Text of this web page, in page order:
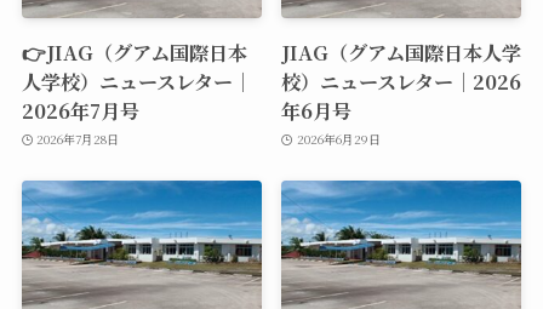
👉JIAG（グアム国際日本
人学校）ニュースレター｜
2026年7月号
2026年7月28日
JIAG（グアム国際日本人学
校）ニュースレター｜2026
年6月号
2026年6月29日